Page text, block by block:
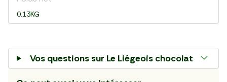
0.13KG
Vos questions sur Le Liégeois chocolat